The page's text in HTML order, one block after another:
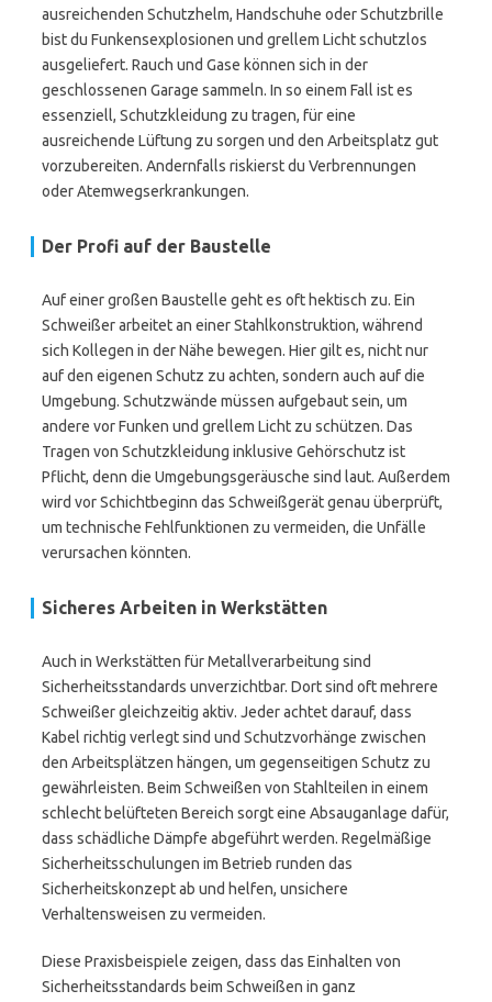
ausreichenden Schutzhelm, Handschuhe oder Schutzbrille
bist du Funkensexplosionen und grellem Licht schutzlos
ausgeliefert. Rauch und Gase können sich in der
geschlossenen Garage sammeln. In so einem Fall ist es
essenziell, Schutzkleidung zu tragen, für eine
ausreichende Lüftung zu sorgen und den Arbeitsplatz gut
vorzubereiten. Andernfalls riskierst du Verbrennungen
oder Atemwegserkrankungen.
Der Profi auf der Baustelle
Auf einer großen Baustelle geht es oft hektisch zu. Ein
Schweißer arbeitet an einer Stahlkonstruktion, während
sich Kollegen in der Nähe bewegen. Hier gilt es, nicht nur
auf den eigenen Schutz zu achten, sondern auch auf die
Umgebung. Schutzwände müssen aufgebaut sein, um
andere vor Funken und grellem Licht zu schützen. Das
Tragen von Schutzkleidung inklusive Gehörschutz ist
Pflicht, denn die Umgebungsgeräusche sind laut. Außerdem
wird vor Schichtbeginn das Schweißgerät genau überprüft,
um technische Fehlfunktionen zu vermeiden, die Unfälle
verursachen könnten.
Sicheres Arbeiten in Werkstätten
Auch in Werkstätten für Metallverarbeitung sind
Sicherheitsstandards unverzichtbar. Dort sind oft mehrere
Schweißer gleichzeitig aktiv. Jeder achtet darauf, dass
Kabel richtig verlegt sind und Schutzvorhänge zwischen
den Arbeitsplätzen hängen, um gegenseitigen Schutz zu
gewährleisten. Beim Schweißen von Stahlteilen in einem
schlecht belüfteten Bereich sorgt eine Absauganlage dafür,
dass schädliche Dämpfe abgeführt werden. Regelmäßige
Sicherheitsschulungen im Betrieb runden das
Sicherheitskonzept ab und helfen, unsichere
Verhaltensweisen zu vermeiden.
Diese Praxisbeispiele zeigen, dass das Einhalten von
Sicherheitsstandards beim Schweißen in ganz